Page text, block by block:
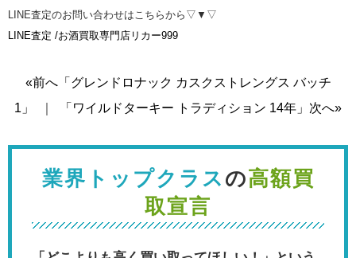
LINE査定のお問い合わせはこちらから▽▼▽
LINE査定 /お酒買取専門店リカー999
«前へ「グレンドロナック カスクストレングス バッチ
1」
「ワイルドターキー トラディション 14年」次へ»
業界トップクラス の高額買
取宣言